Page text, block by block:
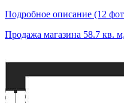
Подробное описание (12
Продажа магазина 58.7 кв.